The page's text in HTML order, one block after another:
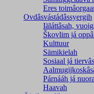
Eres
Ovdâsvástádâssyergih
Iäláttâsah,
Škovlim já
Kulttuur
Sämikielah
Sosiaal já
Párnááh já
Haavah